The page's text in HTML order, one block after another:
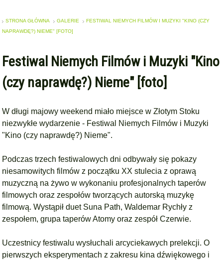
STRONA GŁÓWNA GALERIE
FESTIWAL NIEMYCH FILMÓW I MUZYKI "KINO (CZY
NAPRAWDĘ?) NIEME" [FOTO]
Festiwal Niemych Filmów i Muzyki "Kino
(czy naprawdę?) Nieme" [foto]
W długi majowy weekend miało miejsce w Złotym Stoku
niezwykłe wydarzenie - Festiwal Niemych Filmów i Muzyki
"Kino (czy naprawdę?) Nieme".
Podczas trzech festiwalowych dni odbywały się pokazy
niesamowitych filmów z początku XX stulecia z oprawą
muzyczną na żywo w wykonaniu profesjonalnych taperów
filmowych oraz zespołów tworzących autorską muzykę
filmową. Wystąpił duet Suna Path,Waldemar Rychły z
zespołem, grupa taperów Atomy oraz zespółCzerwie.
Uczestnicy festiwalu wysłuchali arcyciekawych prelekcji. O
pierwszych eksperymentach z zakresu kina dźwiękowego i